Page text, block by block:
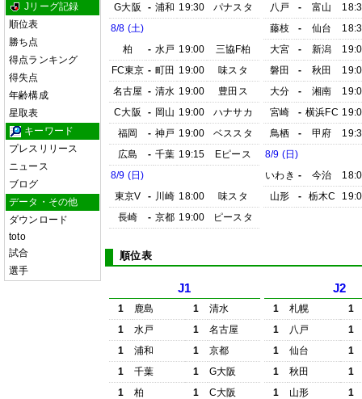
Jリーグ記録
順位表
勝ち点
得点ランキング
得失点
年齢構成
星取表
キーワード
プレスリリース
ニュース
ブログ
データ・その他
ダウンロード
toto
試合
選手
G大阪
- 浦和 19:30
パナスタ
8/8 (土)
柏
- 水戸 19:00
三協F柏
FC東京 - 町田 19:00
味スタ
名古屋 - 清水 19:00
豊田ス
C大阪
- 岡山 19:00
ハナサカ
福岡
- 神戸 19:00
ベススタ
広島
- 千葉 19:15
Eピース
8/9 (日)
東京V
- 川崎 18:00
味スタ
長崎
- 京都 19:00 ピースタ
八戸
- 富山
藤枝
- 仙台
大宮
- 新潟
磐田
- 秋田
大分
- 湘南
宮崎
- 横浜FC
鳥栖
- 甲府
8/9 (日)
いわき - 今治
山形
- 栃木C
順位表
J1
1 鹿島 1
清水
1
水戸 1
名古屋
1
浦和 1
京都
1
千葉 1
G大阪
1
柏 1
C大阪
J2
1 札幌
1
1
八戸
1
1
仙台
1
1
秋田
1
1
山形
1